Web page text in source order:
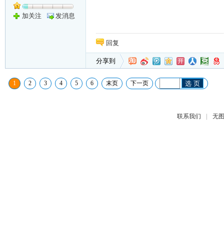
加关注 发消息
回复
分享到
1 2 3 4 5 6 末页 下一页 选 页
联系我们 | 无